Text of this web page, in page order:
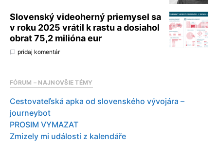
Slovenský videoherný priemysel sa
v roku 2025 vrátil k rastu a dosiahol
obrat 75,2 milióna eur
pridaj komentár
FÓRUM – NAJNOVŠIE TÉMY
Cestovateľská apka od slovenského vývojára –
journeybot
PROSIM VYMAZAT
Zmizely mi události z kalendáře